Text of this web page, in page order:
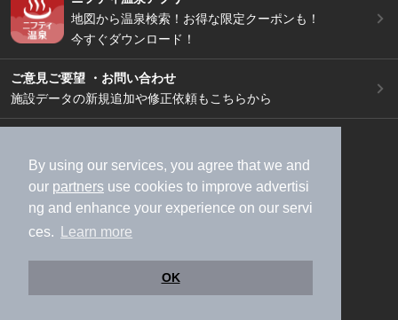
By using our services, you agree that we and
our partners use cookies to improve advertisi
ng and enhance your experience on our servi
ces.
Learn more
OK
地図から温泉検索！お得な限定クーポンも！
今すぐダウンロード！
ご意見ご要望 ・お問い合わせ
施設データの新規追加や修正依頼もこちらから
加盟店募集（資料請求）
広告出稿のご案内
利用規約
ライフスタイルMEMBERS+規約
特定商取引法に基づく表記
ヘルプ
採用情報
運営会社